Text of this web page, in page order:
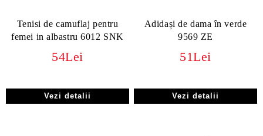
Tenisi de camuflaj pentru
femei in albastru 6012 SNK
54Lei
Vezi detalii
Adidași de dama în verde
9569 ZE
51Lei
Vezi detalii